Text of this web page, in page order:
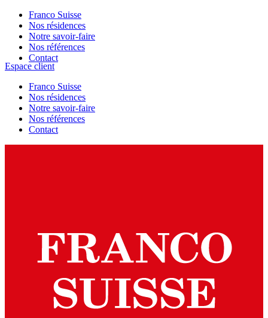
Franco Suisse
Nos résidences
Notre savoir-faire
Nos références
Contact
Espace client
Franco Suisse
Nos résidences
Notre savoir-faire
Nos références
Contact